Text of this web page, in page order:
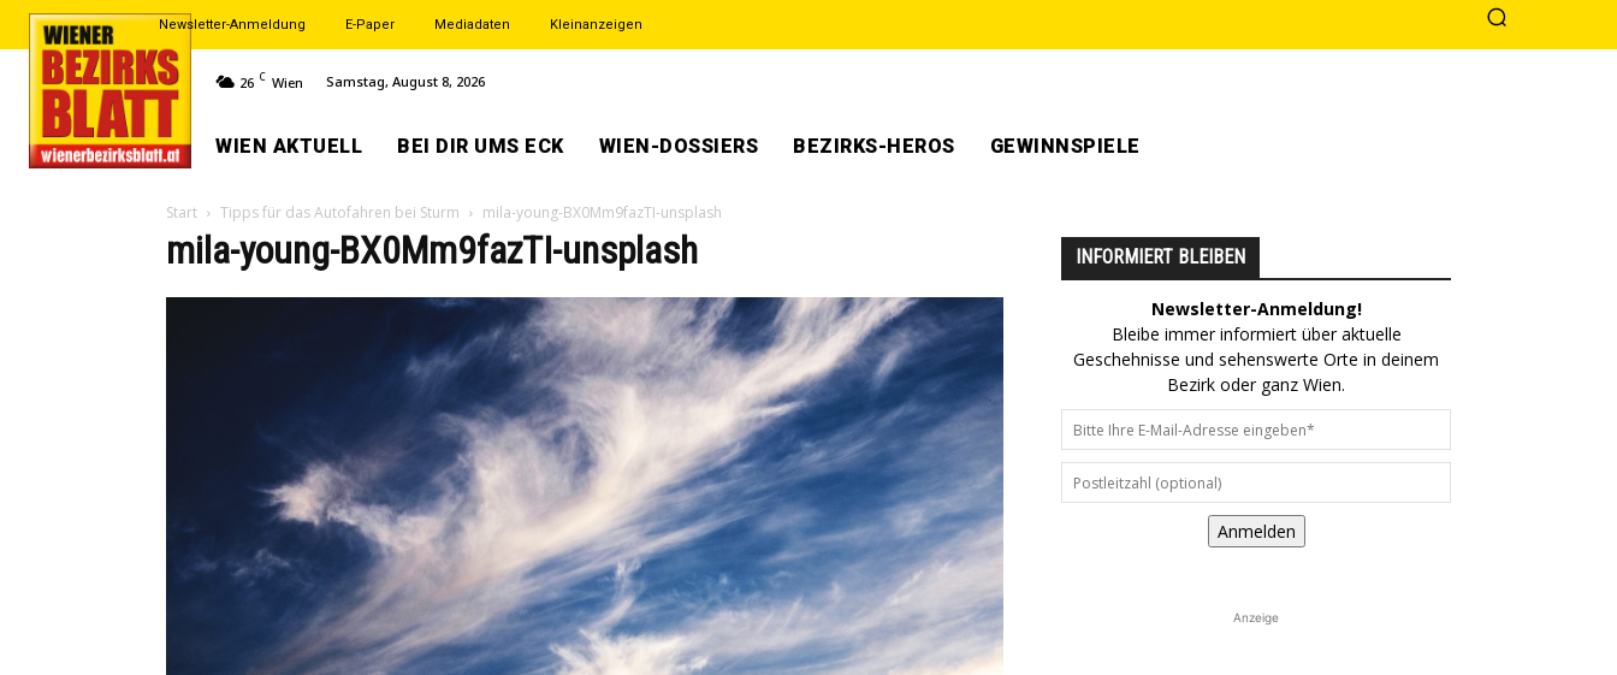
Newsletter-Anmeldung E-Paper Mediadaten Kleinanzeigen
26 C Wien Samstag, August 8, 2026
WIEN AKTUELL BEI DIR UMS ECK WIEN-DOSSIERS BEZIRKS-HEROS GEWINNSPIELE
Start Tipps für das Autofahren bei Sturm mila-young-BX0Mm9fazTI-unsplash
mila-young-BX0Mm9fazTI-unsplash INFORMIERT BLEIBEN
Newsletter-Anmeldung!
Bleibe immer informiert über aktuelle
Geschehnisse und sehenswerte Orte in deinem
Bezirk oder ganz Wien.
Anmelden
Anzeige